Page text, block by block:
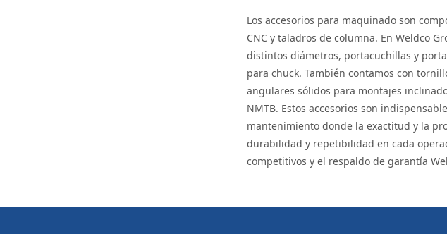
Los accesorios para maquinado son
CNC y taladros de columna. En Weldco
distintos diámetros, portacuchillas y
para chuck. También contamos con
angulares sólidos para montajes
NMTB. Estos accesorios son
mantenimiento donde la exactitud y la
durabilidad y repetibilidad en cada
competitivos y el respaldo de garantía